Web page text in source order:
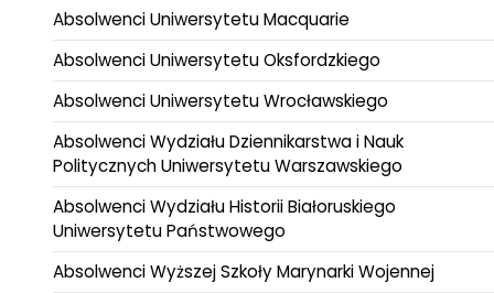
Absolwenci Uniwersytetu Macquarie
Absolwenci Uniwersytetu Oksfordzkiego
Absolwenci Uniwersytetu Wrocławskiego
Absolwenci Wydziału Dziennikarstwa i Nauk
Politycznych Uniwersytetu Warszawskiego
Absolwenci Wydziału Historii Białoruskiego
Uniwersytetu Państwowego
Absolwenci Wyższej Szkoły Marynarki Wojennej